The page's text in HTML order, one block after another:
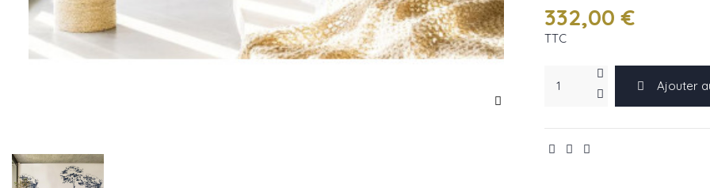
332,00 €
TTC
Ajouter